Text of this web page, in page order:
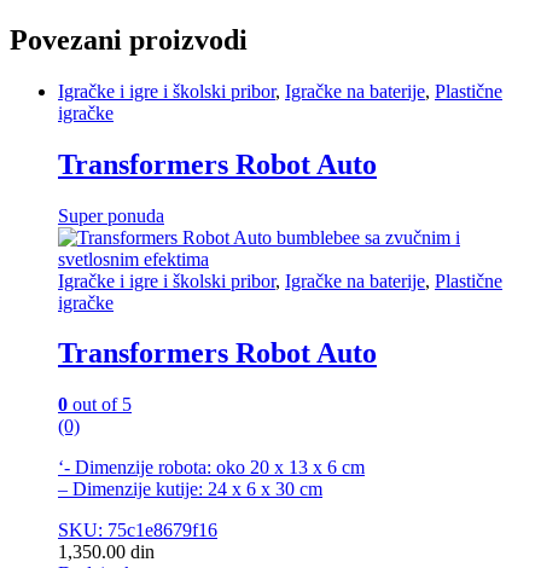
Povezani proizvodi
Igračke i igre i školski pribor, Igračke na baterije, Plastične
igračke
Transformers Robot Auto
Super ponuda
Igračke i igre i školski pribor, Igračke na baterije, Plastične
igračke
Transformers Robot Auto
0 out of 5
(0)
‘- Dimenzije robota: oko 20 x 13 x 6 cm
– Dimenzije kutije: 24 x 6 x 30 cm
SKU: 75c1e8679f16
1,350.00 din